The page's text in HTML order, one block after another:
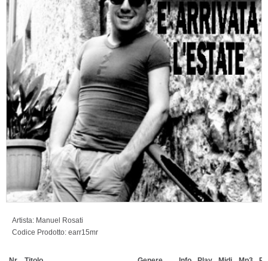
Artista: Manuel Rosati
Codice Prodotto: earr15mr